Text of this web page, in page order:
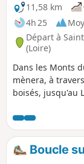
11,58 km
4h 25
Départ à
(Loire)
Dans les Monts
mènera, à
boisés, jusqu'au
Boucle